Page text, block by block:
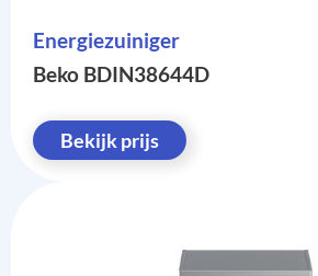
Energiezuiniger
Beko BDIN38644D
Bekijk prijs